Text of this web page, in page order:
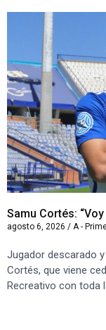
Samu Cortés:
agosto 6, 2026 / A -
Jugador descarado
Cortés, que viene
Recreativo con toda